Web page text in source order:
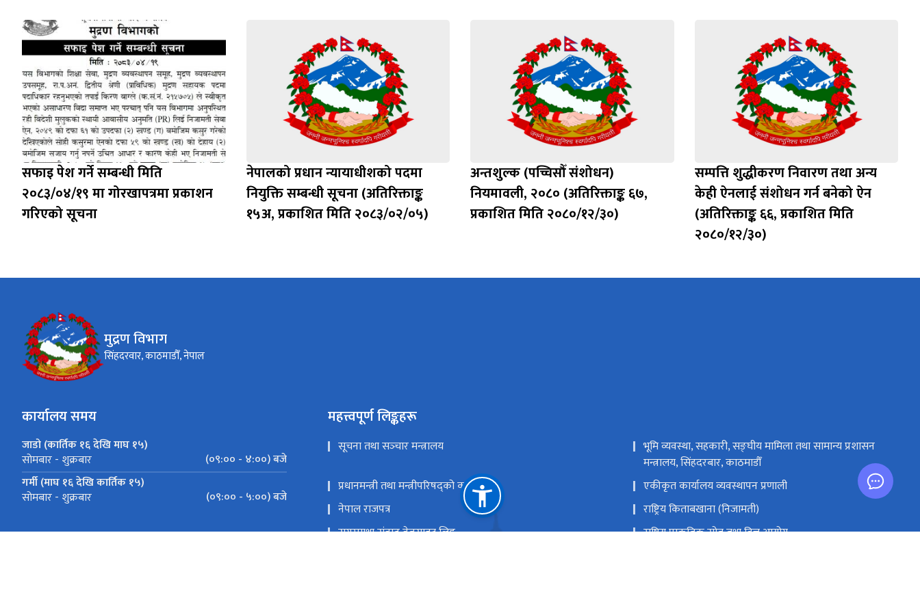
सफाइ पेश गर्ने सम्बन्धी मिति
२०८३/०४/१९ मा गोरखापत्रमा प्रकाशन
गरिएको सूचना
नेपालको प्रधान न्यायाधीशको पदमा
नियुक्ति सम्बन्धी सूचना (अतिरिक्ताङ्क
१५अ, प्रकाशित मिति २०८३/०२/०५)
अन्तशुल्क (पच्चिसौँ संशोधन)
नियमावली, २०८० (अतिरिक्ताङ्क ६७,
प्रकाशित मिति २०८०/१२/३०)
सम्पत्ति शुद्धीकरण निवारण तथा अन्य
केही ऐनलाई संशोधन गर्न बनेको ऐन
(अतिरिक्ताङ्क ६६, प्रकाशित मिति
२०८०/१२/३०)
मुद्रण विभाग
सिंहदरवार, काठमाडौँ, नेपाल
कार्यालय समय
जाडो (कार्तिक १६ देखि माघ १५)
सोमबार - शुक्रबार
(०९:०० - ४:००) बजे
गर्मी (माघ १६ देखि कार्तिक १५)
सोमबार - शुक्रबार (०९:०० - ५:००) बजे
महत्त्वपूर्ण लिङ्कहरू
सूचना तथा सञ्‍चार मन्त्रालय
भूमि व्यवस्था, सहकारी, सङ्‍घीय मामिला तथा सामान्य प्रशासन
मन्त्रालय, सिंहदरबार, काठमाडौँ
प्रधानमन्त्री तथा मन्त्रीपरिषद्को कार्यालय
एकीकृत कार्यालय व्यवस्थापन प्रणाली
नेपाल राजपत्र
राष्ट्रिय किताबखाना (निजामती)
सगरमाथा संवाद वेबसाइट लिङ्क
राष्ट्रिय प्राकृतिक स्रोत तथा वित्त आयोग